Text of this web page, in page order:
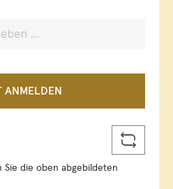
ANMELDEN
Sie die oben abgebildeten